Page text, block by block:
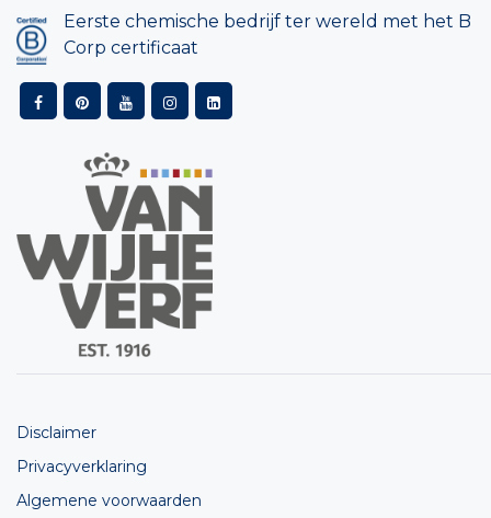
Eerste chemische bedrijf ter wereld met het B
Corp certificaat
Disclaimer
Privacyverklaring
Algemene voorwaarden